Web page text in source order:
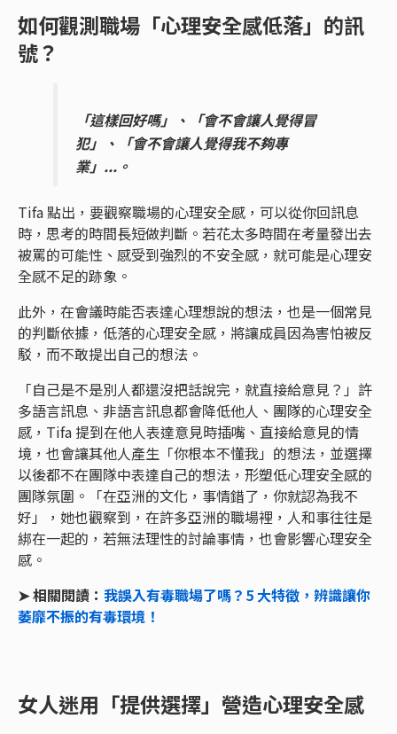
如何觀測職場「心理安全感低落」的訊
號？
「這樣回好嗎」、「會不會讓人覺得冒
犯」、「會不會讓人覺得我不夠專
業」...。
Tifa 點出，要觀察職場的心理安全感，可以從你回訊息
時，思考的時間長短做判斷。若花太多時間在考量發出去
被罵的可能性、感受到強烈的不安全感，就可能是心理安
全感不足的跡象。
此外，在會議時能否表達心理想說的想法，也是一個常見
的判斷依據，低落的心理安全感，將讓成員因為害怕被反
駁，而不敢提出自己的想法。
「自己是不是別人都還沒把話說完，就直接給意見？」許
多語言訊息、非語言訊息都會降低他人、團隊的心理安全
感，Tifa 提到在他人表達意見時插嘴、直接給意見的情
境，也會讓其他人產生「你根本不懂我」的想法，並選擇
以後都不在團隊中表達自己的想法，形塑低心理安全感的
團隊氛圍。「在亞洲的文化，事情錯了，你就認為我不
好」，她也觀察到，在許多亞洲的職場裡，人和事往往是
綁在一起的，若無法理性的討論事情，也會影響心理安全
感。
➤ 相關閱讀： 我誤入有毒職場了嗎？5 大特徵，辨識讓你
萎靡不振的有毒環境！
女人迷用「提供選擇」營造心理安全感